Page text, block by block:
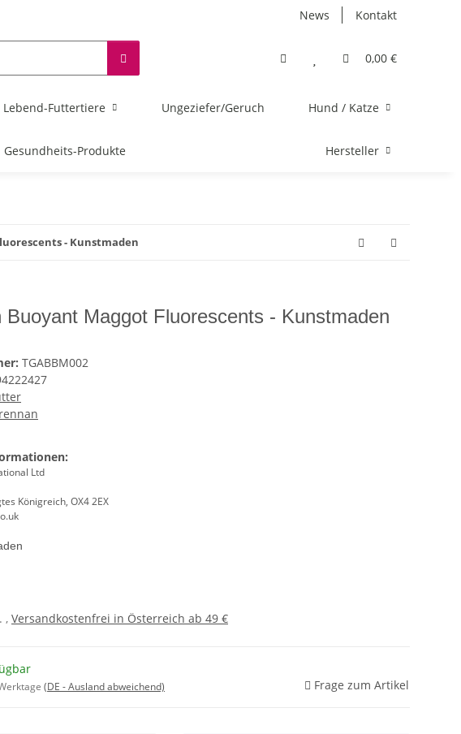
News Kontakt
0,00 €
Lebend-Futtertiere Ungeziefer/Geruch Hund / Katze
Gesundheits-Produkte Hersteller
- Kunstmaden
Buoyant Maggot Fluorescents - Kunstmaden
TGABBM002
Ltd
Königreich, OX4 2EX
, Versandkostenfrei in Österreich ab 49 €
(DE - Ausland abweichend) Frage zum Artikel